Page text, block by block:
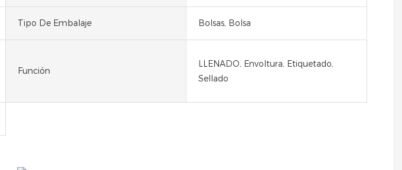
Tipo De Embalaje Bolsas, Bolsa
Función
LLENADO, Envoltura, Etiquetado,
Sellado